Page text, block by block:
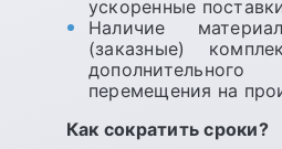
ускоренные
Наличие
(заказные)
перемещения на
Как сократить сроки?